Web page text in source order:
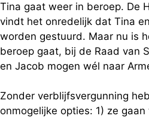
Tina gaat weer in beroep. De
vindt het onredelijk dat Tina
worden gestuurd. Maar nu is
beroep gaat, bij de Raad van
en Jacob mogen wél naar
Zonder verblijfsvergunning
onmogelijke opties: 1) ze